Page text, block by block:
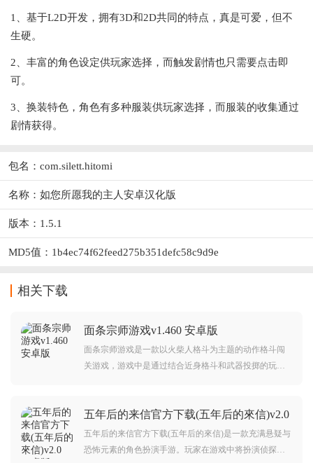
1、基于L2D开发，拥有3D和2D共同的特点，真是可爱，但不
生硬。
2、丰富的角色设定供玩家选择，而触发剧情也只需要点击即
可。
3、换装特色，角色有多种服装供玩家选择，而服装的收集通过
剧情获得。
包名：com.silett.hitomi
名称：如您所愿我的主人安卓汉化版
版本：1.5.1
MD5值：1b4ec74f62feed275b351defc58c9d9e
相关下载
面条宗师游戏v1.460 安卓版
面条宗师游戏是一款以火柴人格斗为主题的动作格斗闯
关游戏，游戏中是通过结合近身格斗和武器投掷的玩
会有反馈，游戏玩法也非常简单，只需要点击屏幕中的
左右按钮就可以控制角色，欢迎大家来下载体验。
五年后的来信官方下载(五年后的來信)v2.0
安卓版
五年后的来信官方下载(五年后的來信)是一款充满悬疑与
恐怖元素的角色扮演手游。玩家在游戏中将扮演侦探，